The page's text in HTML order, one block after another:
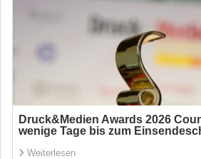
Druck&Medien Awards 2026
wenige Tage bis zum
Weiterlesen